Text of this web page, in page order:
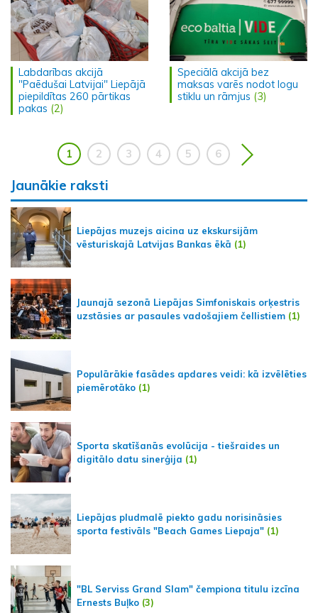
Labdarības akcijā
"Paēdušai Latvijai" Liepājā
piepildītas 260 pārtikas
pakas (2)
Speciālā akcijā bez
maksas varēs nodot logu
stiklu un rāmjus (3)
1 2 3 4 5 6
Jaunākie raksti
Liepājas muzejs aicina uz ekskursijām
vēsturiskajā Latvijas Bankas ēkā (1)
Jaunajā sezonā Liepājas Simfoniskais orķestris
uzstāsies ar pasaules vadošajiem čellistiem (1)
Populārākie fasādes apdares veidi: kā izvēlēties
piemērotāko (1)
Sporta skatīšanās evolūcija - tiešraides un
digitālo datu sinerģija (1)
Liepājas pludmalē piekto gadu norisināsies
sporta festivāls "Beach Games Liepaja" (1)
"BL Serviss Grand Slam" čempiona titulu izcīna
Ernests Buļko (3)